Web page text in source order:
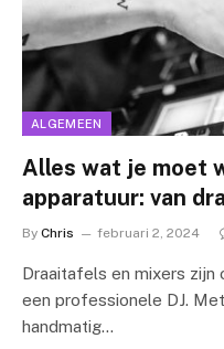
ALGEMEEN
Alles wat je moet
apparatuur: van
By Chris februari 2, 2024
Draaitafels en mixers zijn
een professionele DJ.
handmatig…